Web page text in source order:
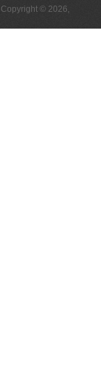
Copyright © 2026,